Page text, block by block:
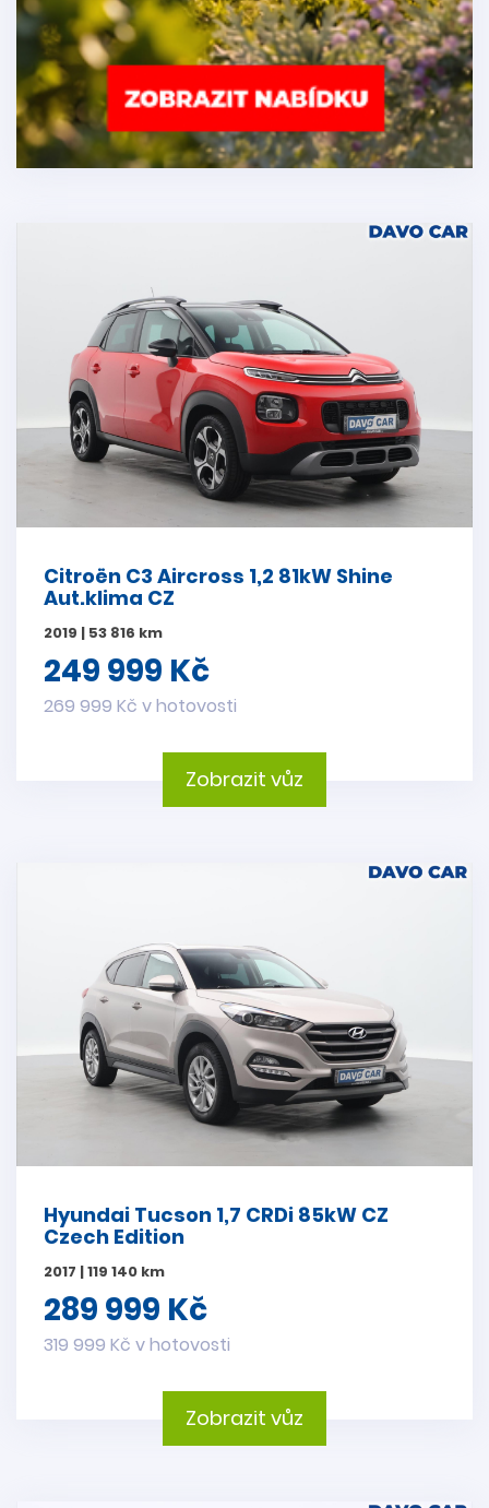
Citroën C3 Aircross 1,2 81kW Shine
Aut.klima CZ
2019 | 53 816 km
249 999 Kč
269 999 Kč v hotovosti
Zobrazit vůz
Hyundai Tucson 1,7 CRDi 85kW CZ
Czech Edition
2017 | 119 140 km
289 999 Kč
319 999 Kč v hotovosti
Zobrazit vůz